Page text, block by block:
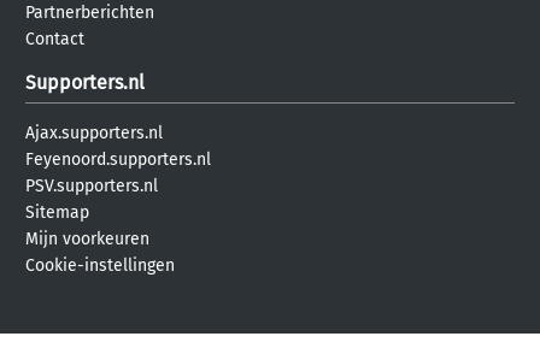
Partnerberichten
Contact
Supporters.nl
Ajax.supporters.nl
Feyenoord.supporters.nl
PSV.supporters.nl
Sitemap
Mijn voorkeuren
Cookie-instellingen